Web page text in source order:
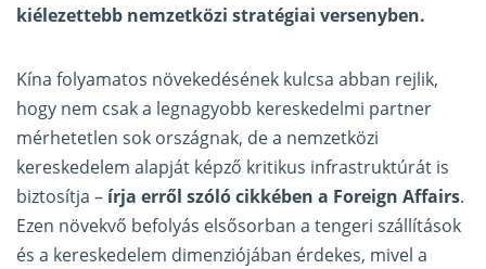
kiélezettebb nemzetközi stratégiai versenyben.
Kína folyamatos növekedésének kulcsa abban rejlik,
hogy nem csak a legnagyobb kereskedelmi partner
mérhetetlen sok országnak, de a nemzetközi
kereskedelem alapját képző kritikus infrastruktúrát is
biztosítja – írja erről szóló cikkében a Foreign Affairs.
Ezen növekvő befolyás elsősorban a tengeri szállítások
és a kereskedelem dimenziójában érdekes, mivel a